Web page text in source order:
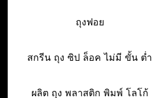
ถุงฟอย
สกรีน ถุง ซิป ล็อค ไม่มี ขั้น ต่ำ
ผลิต ถุง พลาสติก พิมพ์ โลโก้